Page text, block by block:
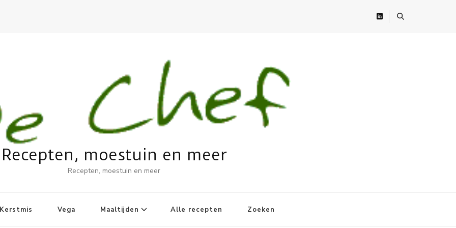
Recepten, moestuin en meer
Recepten, moestuin en meer
Vega Maaltijden Alle recepten Zoeken